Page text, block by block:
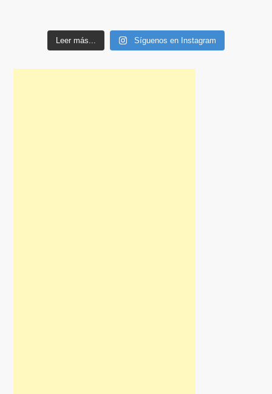
Leer más... Síguenos en Instagram